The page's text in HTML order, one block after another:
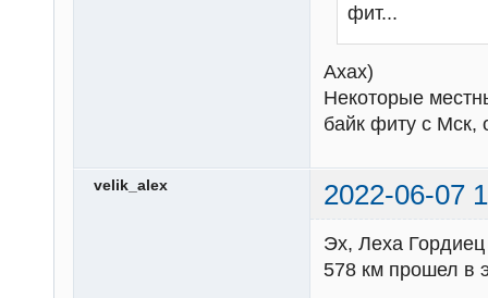
фит...
Ахах)
Некоторые
байк фиту с Мск,
velik_alex 2022-06-07
Эх, Леха
578 км прошел в